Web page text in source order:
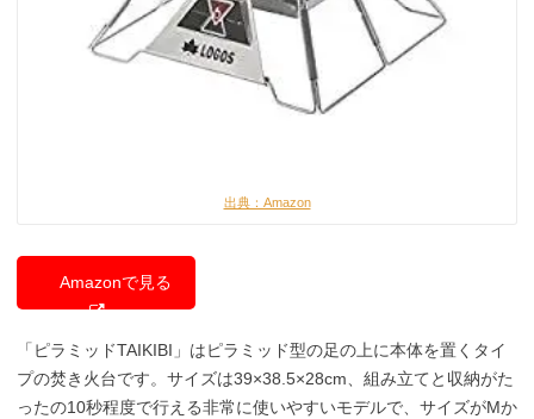
出典：Amazon
Amazonで見る
「ピラミッドTAIKIBI」はピラミッド型の足の上に本体を置くタイ
プの焚き火台です。サイズは39×38.5×28cm、組み立てと収納がた
ったの10秒程度で行える非常に使いやすいモデルで、サイズがMか